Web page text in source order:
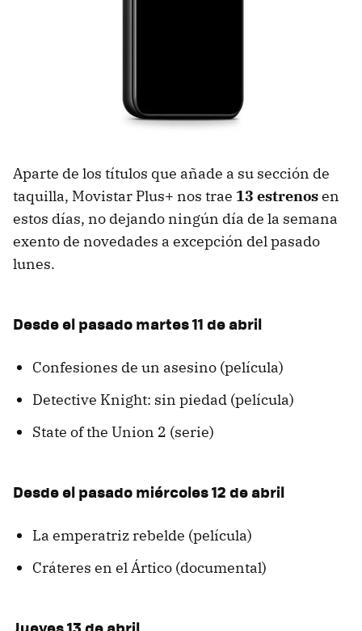
Aparte de los títulos que añade a su sección de
taquilla, Movistar Plus+ nos trae 13 estrenosen
estos días, no dejando ningún día de la semana
exento de novedades a excepción del pasado
lunes.
Desde el pasado martes 11 de abril
Confesiones de un asesino (película)
Detective Knight: sin piedad (película)
State of the Union 2 (serie)
Desde el pasado miércoles 12 de abril
La emperatriz rebelde (película)
Cráteres en el Ártico (documental)